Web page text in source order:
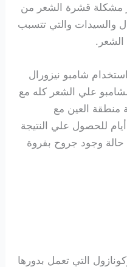
مشكلة قشرة الشعر من
والسيدات والتي تتسبب
شامبو نيزورال
علي الشعر كله مع
منطقة العين مع
استخدامه بشكل يومي لمدة 5 أيام للحصول علي النتيجة
حالة وجود جروح بفروة
التي تعمل بدورها